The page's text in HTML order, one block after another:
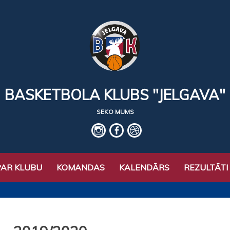
BASKETBOLA KLUBS "JELGAVA"
SEKO MUMS
IG fb basket
KLUBU KOMANDAS KALENDĀRS REZULTĀTI